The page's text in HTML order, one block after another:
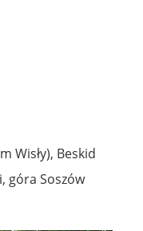
Wisły), Beskid
góra Soszów